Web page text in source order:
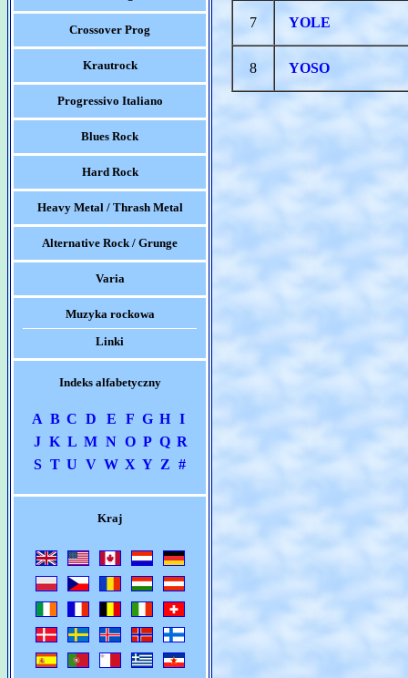
Crossover Prog
Krautrock
Progressivo Italiano
Blues Rock
Hard Rock
Heavy Metal / Thrash Metal
Alternative Rock / Grunge
Varia
Muzyka rockowa
Linki
Indeks alfabetyczny
A B C D E F G H I
J K L M N O P Q R
S T U V W X Y Z #
Kraj
7 YOLE
8 YOSO